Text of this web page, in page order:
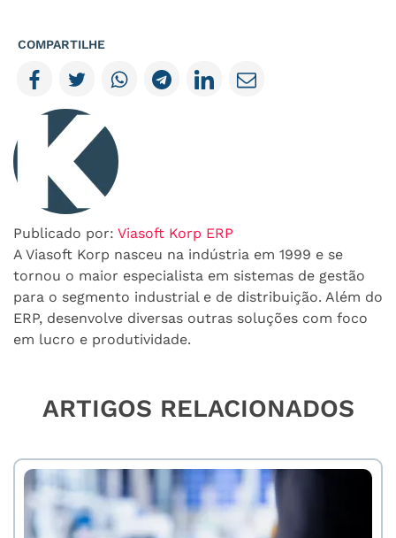
COMPARTILHE
Publicado por: Viasoft Korp ERP
A Viasoft Korp nasceu na indústria em 1999 e se
tornou o maior especialista em sistemas de gestão
para o segmento industrial e de distribuição. Além do
ERP, desenvolve diversas outras soluções com foco
em lucro e produtividade.
ARTIGOS RELACIONADOS